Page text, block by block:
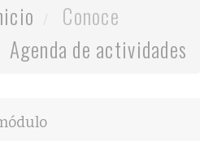
Conoce
Agenda de actividades